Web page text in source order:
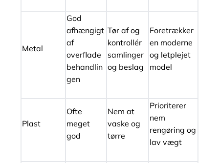
Metal
God
afhængigt
af
overflade
behandlin
gen
Tør af og
kontrollér
samlinger
og beslag
Foretrækker
en moderne
og letplejet
model
Plast
Ofte
meget
god
Nem at
vaske og
tørre
Prioriterer
nem
rengøring og
lav vægt